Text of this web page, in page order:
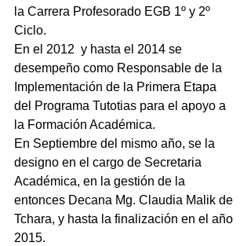
la Carrera Profesorado EGB 1º y 2º
Ciclo.
En el 2012  y hasta el 2014 se
desempeño como Responsable de la
Implementación de la Primera Etapa
del Programa Tutotias para el apoyo a
la Formación Académica.
En Septiembre del mismo año, se la
designo en el cargo de Secretaria
Académica, en la gestión de la
entonces Decana Mg. Claudia Malik de
Tchara, y hasta la finalización en el año
2015.